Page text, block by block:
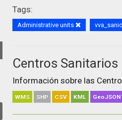
Tags:
Administrative units
Centros Sanitarios
Información sobre las
WMS SHP CSV KML GeoJSON